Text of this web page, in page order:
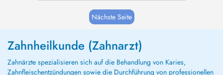
individuellen Wünsche, Ängste und Bedürfnisse
Nächste Seite
Zahnheilkunde (Zahnarzt)
Zahnärzte spezialisieren sich auf die Behandlung von Karies,
Zahnfleischentzündungen sowie die Durchführung von professionellen